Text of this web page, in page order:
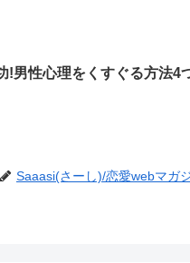
!男性心理をくすぐる方法4
Saaasi(さーし)/恋愛webマガ